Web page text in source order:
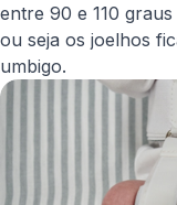
entre 90 e 110
ou seja os joelhos
umbigo.